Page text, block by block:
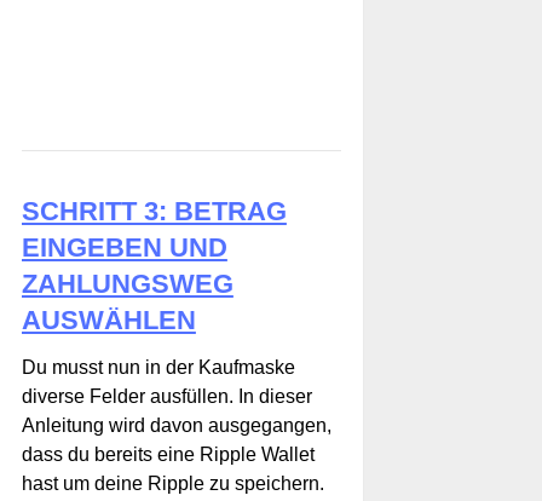
SCHRITT 3: BETRAG
EINGEBEN UND
ZAHLUNGSWEG
AUSWÄHLEN
Du musst nun in der Kaufmaske
diverse Felder ausfüllen. In dieser
Anleitung wird davon ausgegangen,
dass du bereits eine Ripple Wallet
hast um deine Ripple zu speichern.